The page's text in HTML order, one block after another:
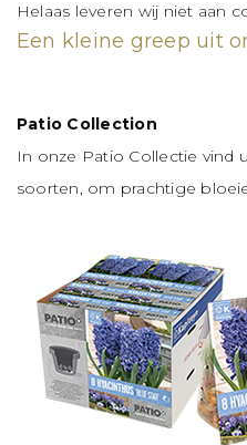
Helaas leveren wij niet aan
Een kleine greep uit
Patio Collection
In onze Patio Collectie vind
soorten, om prachtige